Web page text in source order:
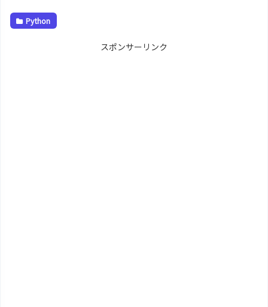
Python
スポンサーリンク